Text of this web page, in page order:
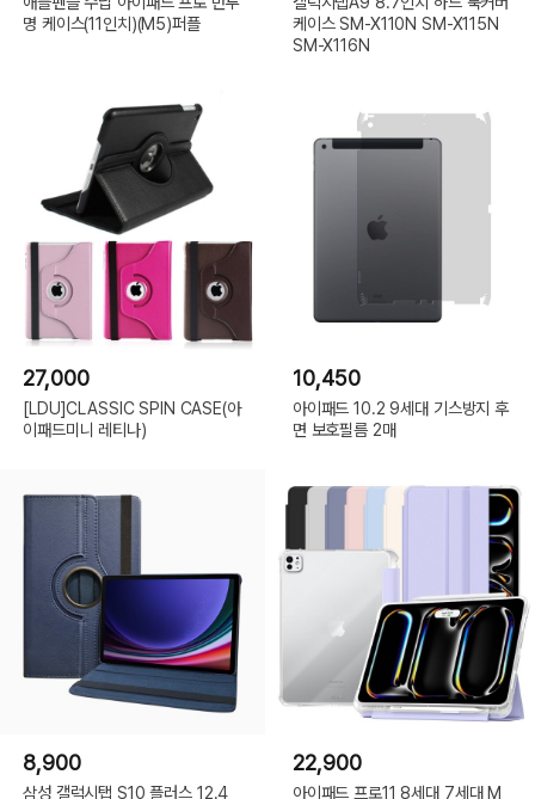
명 케이스(11인치)(M5)퍼플
케이스 SM-X110N SM-X115N
SM-X116N
27,000
[LDU]CLASSIC SPIN CASE(아
이패드미니 레티나)
10,450
아이패드 10.2 9세대 기스방지 후
면 보호필름 2매
8,900
삼성 갤럭시탭 S10 플러스 12.4
22,900
아이패드 프로11 8세대 7세대 M